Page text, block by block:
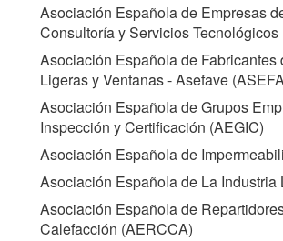
Asociación Española de Empresas
Consultoría y Servicios Tecnológicos
Asociación Española de Fabricantes
Ligeras y Ventanas - Asefave (
Asociación Española de Grupos
Inspección y Certificación (AEGIC)
Asociación Española de
Asociación Española de La Industria
Asociación Española de
Calefacción (AERCCA)